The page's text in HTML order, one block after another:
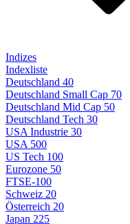
Indizes
Indexliste
Deutschland 40
Deutschland Small Cap 70
Deutschland Mid Cap 50
Deutschland Tech 30
USA Industrie 30
USA 500
US Tech 100
Eurozone 50
FTSE-100
Schweiz 20
Österreich 20
Japan 225